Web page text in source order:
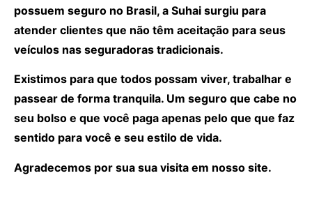
possuem seguro no Brasil, a Suhai surgiu para
atender clientes que não têm aceitação para seus
veículos nas seguradoras tradicionais.
Existimos para que todos possam viver, trabalhar e
passear de forma tranquila. Um seguro que cabe no
seu bolso e que você paga apenas pelo que que faz
sentido para você e seu estilo de vida.
Agradecemos por sua sua visita em nosso site.